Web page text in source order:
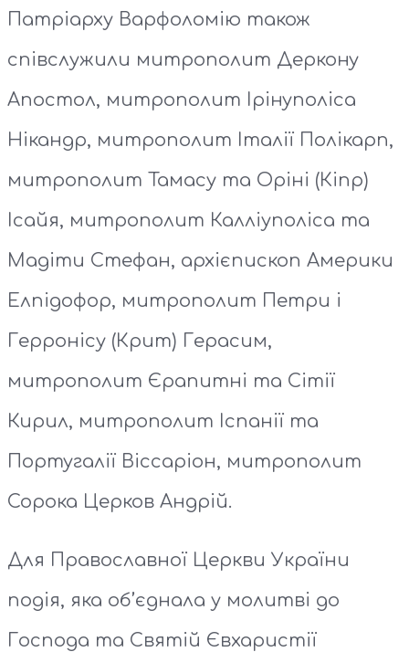
Патріарху Варфоломію також
співслужили митрополит Деркону
Апостол, митрополит Ірінуполіса
Нікандр, митрополит Італії Полікарп,
митрополит Тамасу та Оріні (Кіпр)
Ісайя, митрополит Калліуполіса та
Мадіти Стефан, архієпископ Америки
Елпідофор, митрополит Петри і
Герронісу (Крит) Герасим,
митрополит Єрапитні та Сітії
Кирил, митрополит Іспанії та
Португалії Віссаріон, митрополит
Сорока Церков Андрій.
Для Православної Церкви України
подія, яка об’єднала у молитві до
Господа та Святій Євхаристії